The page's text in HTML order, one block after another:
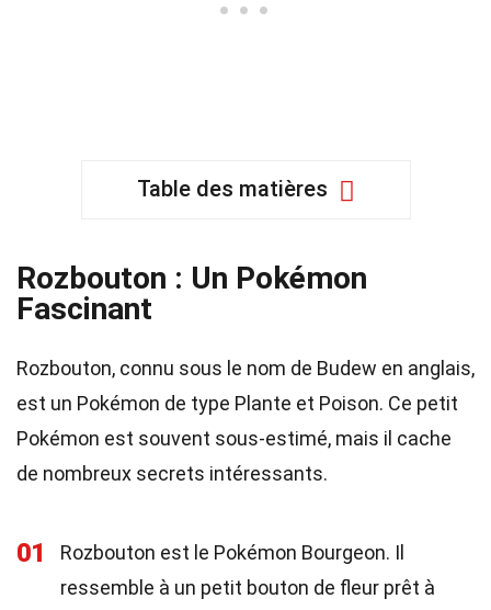
Table des matières
Rozbouton : Un Pokémon
Fascinant
Rozbouton, connu sous le nom de Budew en anglais,
est un Pokémon de type Plante et Poison. Ce petit
Pokémon est souvent sous-estimé, mais il cache
de nombreux secrets intéressants.
01
Rozbouton est le Pokémon Bourgeon. Il
ressemble à un petit bouton de fleur prêt à